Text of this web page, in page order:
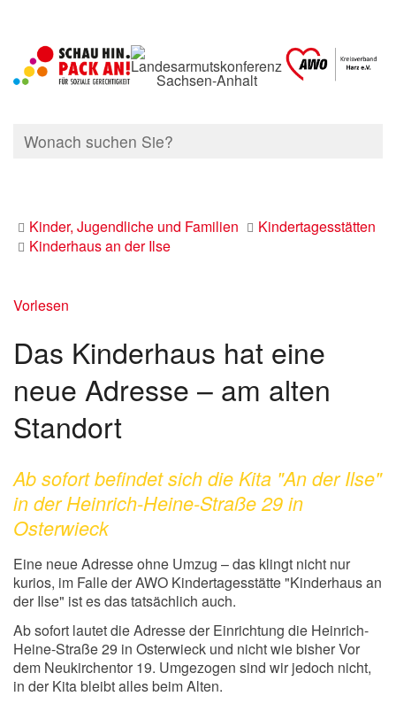
Kinder, Jugendliche und Familien
Kindertagesstätten
Kinderhaus an der Ilse
Vorlesen
Das Kinderhaus hat eine
neue Adresse – am alten
Standort
Ab sofort befindet sich die Kita "An der Ilse"
in der Heinrich-Heine-Straße 29 in
Osterwieck
Eine neue Adresse ohne Umzug – das klingt nicht nur
kurios, im Falle der AWO Kindertagesstätte "Kinderhaus an
der Ilse" ist es das tatsächlich auch.
Ab sofort lautet die Adresse der Einrichtung die Heinrich-
Heine-Straße 29 in Osterwieck und nicht wie bisher Vor
dem Neukirchentor 19. Umgezogen sind wir jedoch nicht,
in der Kita bleibt alles beim Alten.